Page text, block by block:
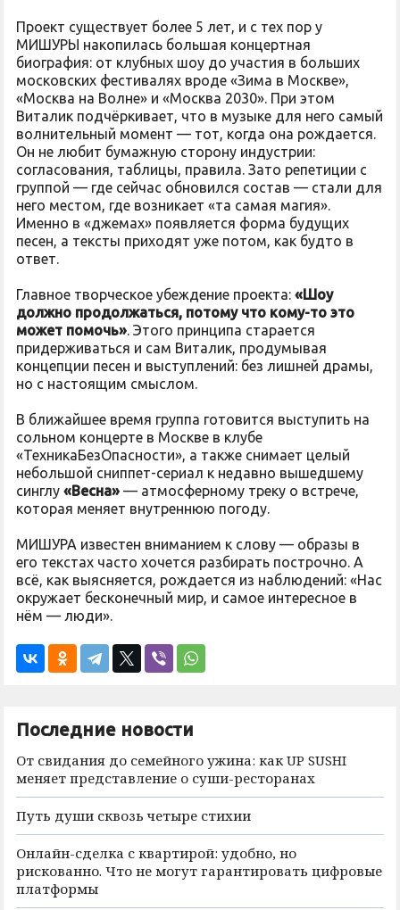
Проект существует более 5 лет, и с тех пор у
МИШУРЫ накопилась большая концертная
биография: от клубных шоу до участия в больших
московских фестивалях вроде «Зима в Москве»,
«Москва на Волне» и «Москва 2030». При этом
Виталик подчёркивает, что в музыке для него самый
волнительный момент — тот, когда она рождается.
Он не любит бумажную сторону индустрии:
согласования, таблицы, правила. Зато репетиции с
группой — где сейчас обновился состав — стали для
него местом, где возникает «та самая магия».
Именно в «джемах» появляется форма будущих
песен, а тексты приходят уже потом, как будто в
ответ.
Главное творческое убеждение проекта: «Шоу
должно продолжаться, потому что кому-то это
может помочь». Этого принципа старается
придерживаться и сам Виталик, продумывая
концепции песен и выступлений: без лишней драмы,
но с настоящим смыслом.
В ближайшее время группа готовится выступить на
сольном концерте в Москве в клубе
«ТехникаБезОпасности», а также снимает целый
небольшой сниппет-сериал к недавно вышедшему
синглу «Весна» — атмосферному треку о встрече,
которая меняет внутреннюю погоду.
МИШУРА известен вниманием к слову — образы в
его текстах часто хочется разбирать построчно. А
всё, как выясняется, рождается из наблюдений: «Нас
окружает бесконечный мир, и самое интересное в
нём — люди».
Последние новости
От свидания до семейного ужина: как UP SUSHI
меняет представление о суши-ресторанах
Путь души сквозь четыре стихии
Онлайн-сделка с квартирой: удобно, но
рискованно. Что не могут гарантировать цифровые
платформы